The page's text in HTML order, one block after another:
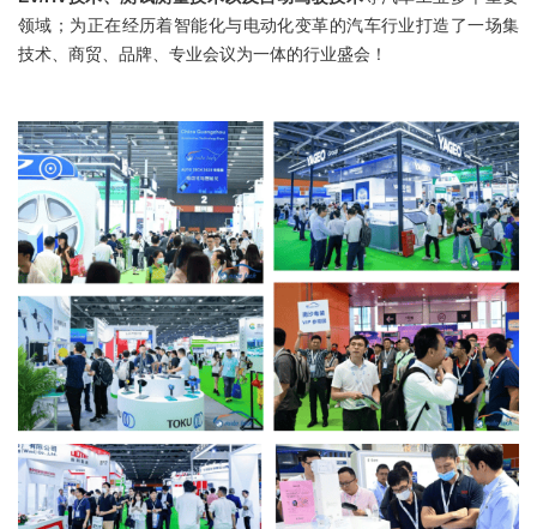
领域；为正在经历着智能化与电动化变革的汽车行业打造了一场集
技术、商贸、品牌、专业会议为一体的行业盛会！